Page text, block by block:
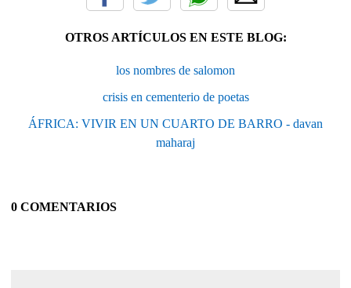
OTROS ARTÍCULOS EN ESTE BLOG:
los nombres de salomon
crisis en cementerio de poetas
ÁFRICA: VIVIR EN UN CUARTO DE BARRO - davan
maharaj
0 COMENTARIOS